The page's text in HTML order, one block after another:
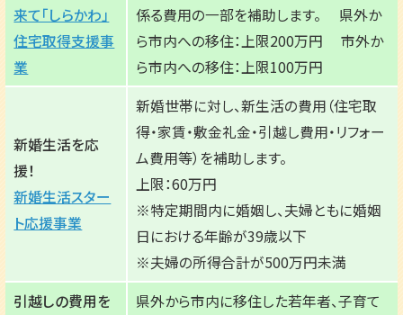
来て「しらかわ」
住宅取得支援事
業
係る費用の一部を補助します。 県外か
ら市内への移住：上限200万円 市外か
ら市内への移住：上限100万円
新婚生活を応
援！
新婚生活スター
ト応援事業
新婚世帯に対し、新生活の費用（住宅取
得・家賃・敷金礼金・引越し費用・リフォー
ム費用等）を補助します。
上限：60万円
※特定期間内に婚姻し、夫婦ともに婚姻
日における年齢が39歳以下
※夫婦の所得合計が500万円未満
引越しの費用を
県外から市内に移住した若年者、子育て